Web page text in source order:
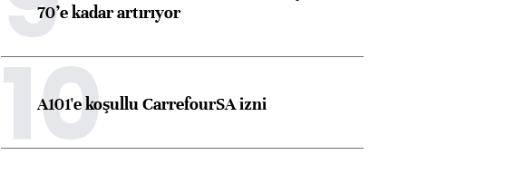
70’e kadar artırıyor
10
A101'e koşullu CarrefourSA izni